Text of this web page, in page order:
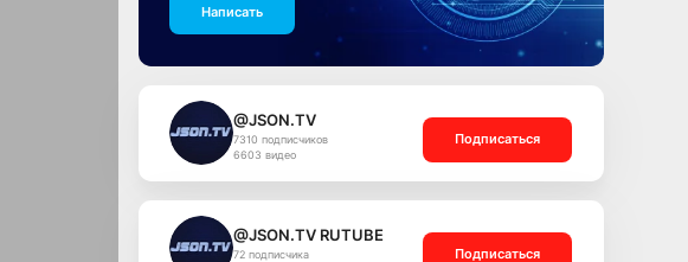
Написать
@JSON.TV
7310 подписчиков
6603 видео
Подписаться
@JSON.TV RUTUBE
72 подписчика
Подписаться